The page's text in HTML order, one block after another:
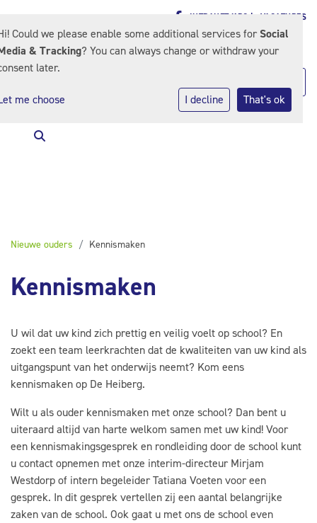
INTRANET KPO | VACATURES
Nieuwe ouders Kennismaken
Kennismaken
U wil dat uw kind zich prettig en veilig voelt op school? En
zoekt een team leerkrachten dat de kwaliteiten van uw kind als
uitgangspunt van het onderwijs neemt? Kom eens
kennismaken op De Heiberg.
Wilt u als ouder kennismaken met onze school? Dan bent u
uiteraard altijd van harte welkom samen met uw kind! Voor
een kennismakingsgesprek en rondleiding door de school kunt
u contact opnemen met onze interim-directeur Mirjam
Westdorp of intern begeleider Tatiana Voeten voor een
gesprek. In dit gesprek vertellen zij een aantal belangrijke
zaken van de school. Ook gaat u met ons de school even
Could we please enable some additional services forSocial
& Tracking? You can always change or withdraw your
later.
me choose I decline That's ok